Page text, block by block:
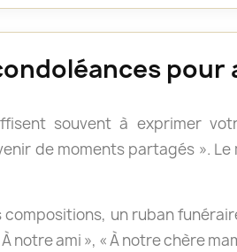
souvent à exprimer
de moments partagés ».
un ruban
notre ami », « À notre chère